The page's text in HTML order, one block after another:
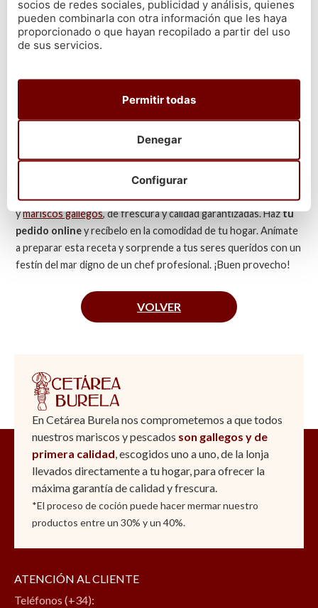
Una vez que estén cocidas, retíralas cuidadosamente de la
plancha y sírvelas en un plato grande. Puedes acompañarlas
con rodajas de limón fresco
y una pizca de sal marina para
receta sencilla y práctica, puedes disfrutar de este
delicioso marisco con todo su sabor y frescura en la comodidad
de tu hogar. Ya sea como entrante, plato principal o parte de
En nuestra página web encontrarás los mejores pescados
ymariscos gallegos, de frescura y calidad garantizadas. Haztu
pedido onliney recíbelo en la comodidad de tu hogar. Anímate
a preparar esta receta y sorprende a tus seres queridos con un
festín del mar digno de un chef profesional. ¡Buen provecho!
VOLVER
En Cetárea Burela nos comprometemos a que todos
nuestros mariscos y pescados son gallegos y de
primera calidad, escogidos uno a uno, de la lonja
llevados directamente a tu hogar, para ofrecer la
máxima garantía de calidad y frescura.
*El proceso de coción puede hacer mermar nuestro
productos entre un 30% y un 40%.
ATENCIÓN AL CLIENTE
Teléfonos (+34):
socios de redes sociales, publicidad y análisis, quienes
pueden combinarla con otra información que les haya
proporcionado o que hayan recopilado a partir del uso
de sus servicios.
Configurar
Denegar
Permitir todas